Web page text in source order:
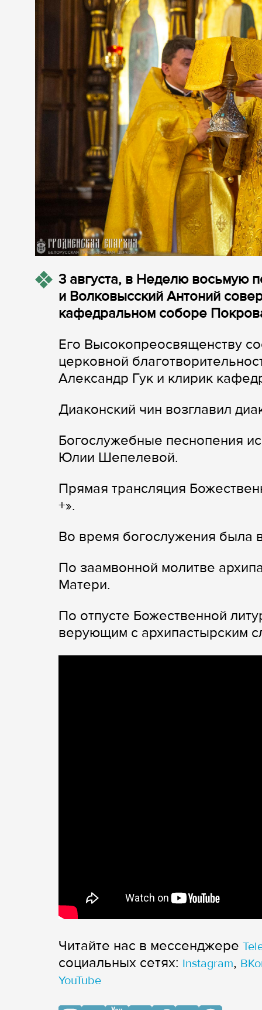
3 августа, в Неделю восьмую
и Волковысский Антоний
кафедральном соборе
Его Высокопреосвященству
церковной
Александр Гук и клирик
Диаконский чин возглавил
Богослужебные песнопения
Юлии Шепелевой.
Прямая трансляция
+».
Во время богослужения была
По заамвонной молитве
Матери.
По отпусте Божественной
верующим с архипастырским
Читайте нас в мессенджере
cоциальных сетях: Instagram,
YouTube